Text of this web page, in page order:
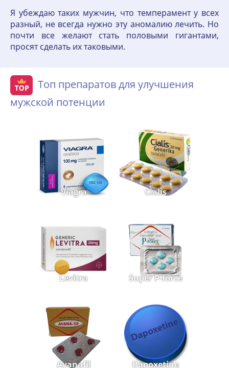
Я убеждаю таких мужчин, что темперамент у всех
разный, не всегда нужно эту аномалию лечить. Но
почти все желают стать половыми гигантами,
просят сделать их таковыми.
Топ препаратов для улучшения
мужской потенции
Viagra Cialis
Levitra Super P-force
Avanafil Dapoxetine